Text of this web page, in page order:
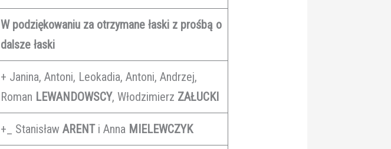
W podziękowaniu za otrzymane łaski z prośbą o
dalsze łaski
+ Janina, Antoni, Leokadia, Antoni, Andrzej,
Roman LEWANDOWSCY, Włodzimierz ZAŁUCKI
+_ StanisławARENTi Anna MIELEWCZYK